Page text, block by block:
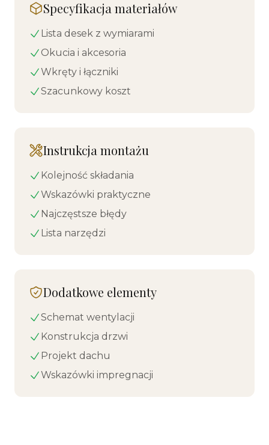
Specyfikacja materiałów
Lista desek z wymiarami
Okucia i akcesoria
Wkręty i łączniki
Szacunkowy koszt
Instrukcja montażu
Kolejność składania
Wskazówki praktyczne
Najczęstsze błędy
Lista narzędzi
Dodatkowe elementy
Schemat wentylacji
Konstrukcja drzwi
Projekt dachu
Wskazówki impregnacji